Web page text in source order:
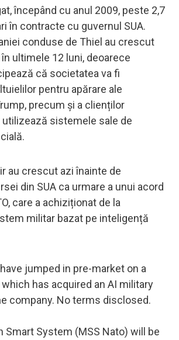
începând cu anul 2009, peste 2,7
în contracte cu guvernul SUA.
conduse de Thiel au crescut
ultimele 12 luni, deoarece
că societatea va fi
pentru apărare ale
precum și a clienților
sistemele sale de
au crescut azi înainte de
din SUA ca urmare a unui acord
care a achiziționat de la
militar bazat pe inteligență
jumped in pre-market on a
has acquired an AI military
company. No terms disclosed.
Smart System (MSS Nato) will be